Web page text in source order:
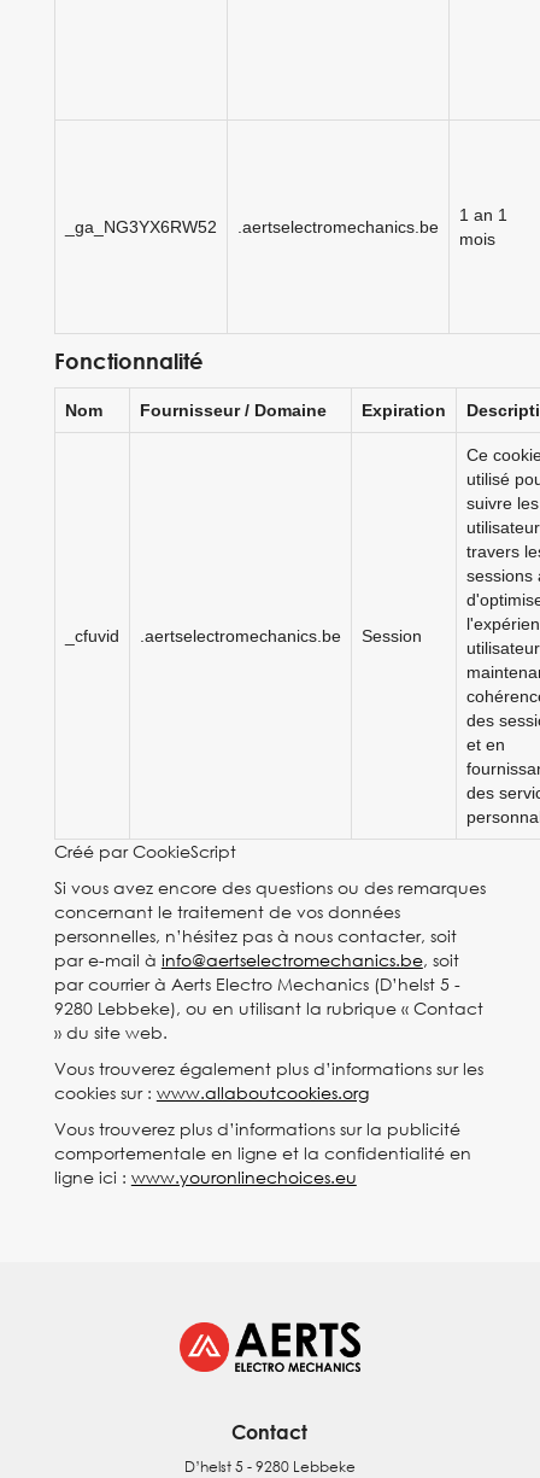
_ga_NG3YX6RW52 .aertselectromechanics.be
1 an 1
mois
Fonctionnalité
Nom Fournisseur / Domaine Expiration
_cfuvid .aertselectromechanics.be Session
Ce
utilisé
suivre les
travers
sessions
des
et en
des
Créé par CookieScript
Si vous avez encore des questions ou des remarques
concernant le traitement de vos données
personnelles, n’hésitez pas à nous contacter, soit
par e-mail à info@aertselectromechanics.be, soit
par courrier à Aerts Electro Mechanics (D’helst 5 -
9280 Lebbeke), ou en utilisant la rubrique « Contact
» du site web.
Vous trouverez également plus d’informations sur les
cookies sur : www.allaboutcookies.org
Vous trouverez plus d’informations sur la publicité
comportementale en ligne et la confidentialité en
ligne ici : www.youronlinechoices.eu
Contact
D’helst 5 - 9280 Lebbeke